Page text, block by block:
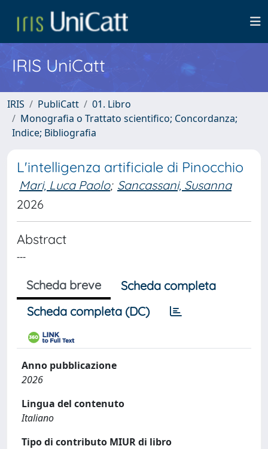
IRIS UniCatt
IRIS PubliCatt
01. Libro
Monografia o Trattato scientifico; Concordanza;
Indice; Bibliografia
L'intelligenza artificiale di Pinocchio
Mari, Luca Paolo; Sancassani, Susanna
2026
Abstract
---
Scheda breve
Scheda completa
Scheda completa (DC)
Anno pubblicazione
2026
Lingua del contenuto
Italiano
Tipo di contributo MIUR di libro